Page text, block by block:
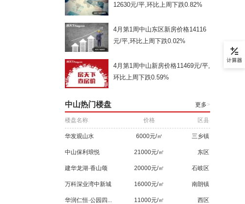
12630元/平,环比上周下跌0.82%
4月第1周中山东区新房价格14116
元/平,环比上周下跌0.02%
4月第1周中山新房价格11469元/平,
环比上周下跌0.59%
中山热门楼盘 更多>
楼盘名称 价格 区县
华发观山水 6000元/㎡ 三乡镇
中山保利琅悦 21000元/㎡ 东区
建华龙湖·香山颂 20000元/㎡ 石岐区
万科深业湾中新城 16000元/㎡ 南朗镇
华润仁恒·公园四... 11000元/㎡ 西区